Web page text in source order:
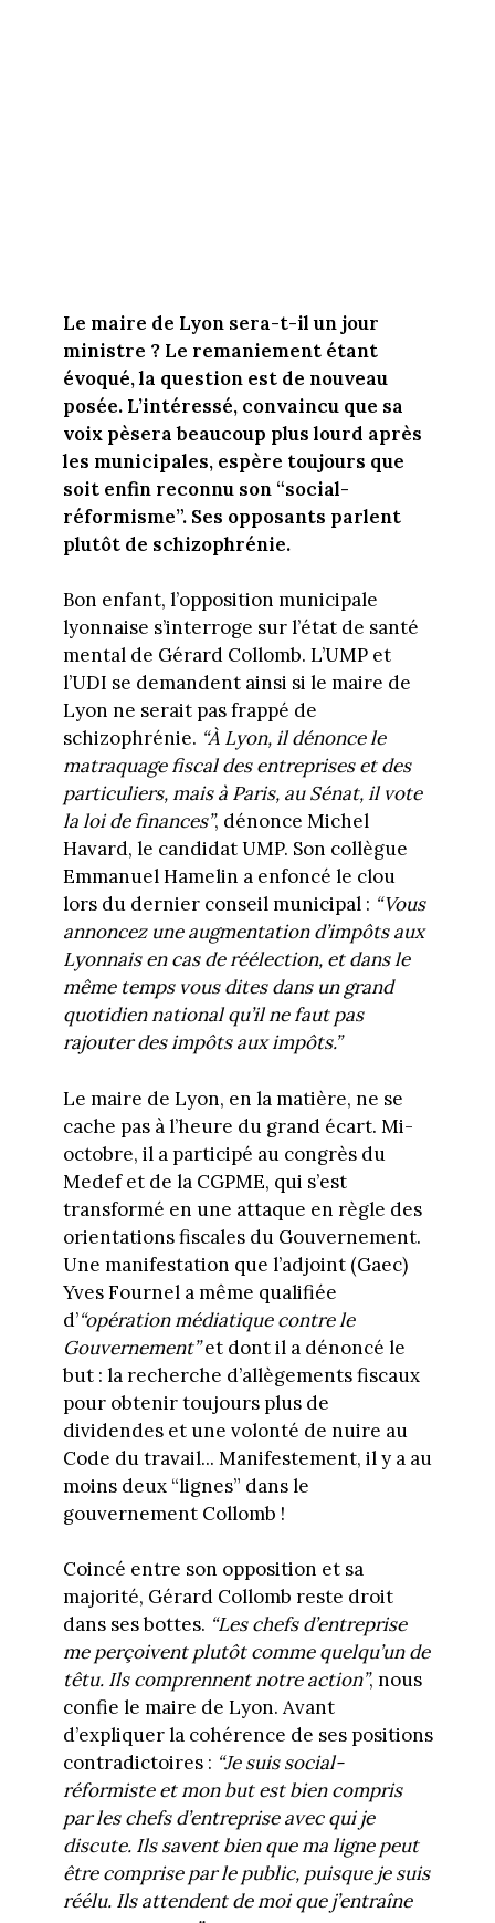
Le maire de Lyon sera-t-il un jour
ministre ? Le remaniement étant
évoqué, la question est de nouveau
posée. L’intéressé, convaincu que sa
voix pèsera beaucoup plus lourd après
les municipales, espère toujours que
soit enfin reconnu son “social-
réformisme”. Ses opposants parlent
plutôt de schizophrénie.
Bon enfant, l’opposition municipale
lyonnaise s’interroge sur l’état de santé
mental de Gérard Collomb. L’UMP et
l’UDI se demandent ainsi si le maire de
Lyon ne serait pas frappé de
schizophrénie. “À Lyon, il dénonce le
matraquage fiscal des entreprises et des
particuliers, mais à Paris, au Sénat, il vote
la loi de finances”, dénonce Michel
Havard, le candidat UMP. Son collègue
Emmanuel Hamelin a enfoncé le clou
lors du dernier conseil municipal : “Vous
annoncez une augmentation d’impôts aux
Lyonnais en cas de réélection, et dans le
même temps vous dites dans un grand
quotidien national qu’il ne faut pas
rajouter des impôts aux impôts.”
Le maire de Lyon, en la matière, ne se
cache pas à l’heure du grand écart. Mi-
octobre, il a participé au congrès du
Medef et de la CGPME, qui s’est
transformé en une attaque en règle des
orientations fiscales du Gouvernement.
Une manifestation que l’adjoint (Gaec)
Yves Fournel a même qualifiée
d’“opération médiatique contre le
Gouvernement”et dont il a dénoncé le
but : la recherche d’allègements fiscaux
pour obtenir toujours plus de
dividendes et une volonté de nuire au
Code du travail... Manifestement, il y a au
moins deux “lignes” dans le
gouvernement Collomb !
Coincé entre son opposition et sa
majorité, Gérard Collomb reste droit
dans ses bottes. “Les chefs d’entreprise
me perçoivent plutôt comme quelqu’un de
têtu. Ils comprennent notre action”, nous
confie le maire de Lyon. Avant
d’expliquer la cohérence de ses positions
contradictoires : “Je suis social-
réformiste et mon but est bien compris
par les chefs d’entreprise avec qui je
discute. Ils savent bien que ma ligne peut
être comprise par le public, puisque je suis
réélu. Ils attendent de moi que j’entraîne